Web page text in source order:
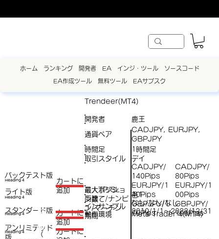
ホーム ランキング 開発者 EA インジ・ツール ソースコード
EA作成ツール 無料ツール EAサブスク
バックテスト版
スタンダード版
アンリミテッド
版
Trendeer(MT4)
開発者 鹿王
最大ポジショ
ン数
各1
Heading 4
​カートに
追加
税
込
）
Heading 4
​カートに
追加
Heading 4
税
​カートに
Heading 4
（
ライト版
CADJPY, EURJPY,
GBPJPY
通貨ペア
取引スタイル デイ
最大TP/SL
CADJPY/
140Pips
EURJPY/1
40Pips
GBPJPY/1
70Pips
/
CADJPY/
80Pips
EURJPY/1
00Pips
GBPJPY/
100Pips
両建て/ナンピ
ン/マーチン
なし/なし/なし
インサンプル
期間
2010/1/1～2022/12/31
動作環境 Meta Trader 4(MT4)
時間足 1時間足